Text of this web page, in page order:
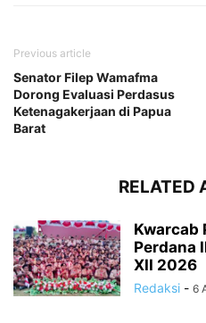
Previous article
Senator Filep Wamafma
Dorong Evaluasi Perdasus
Ketenagakerjaan di Papua
Barat
RELATED
Kwarcab
Perdana
XII 2026
Redaksi - 6